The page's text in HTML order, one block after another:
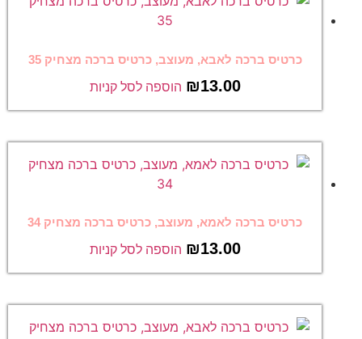
כרטיס ברכה לאבא, מעוצב, כרטיס ברכה מצחיק 35
₪13.00 הוספה לסל קניות
כרטיס ברכה לאמא, מעוצב, כרטיס ברכה מצחיק 34
₪13.00 הוספה לסל קניות